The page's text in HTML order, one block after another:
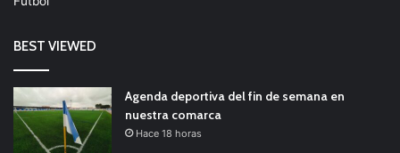
BEST VIEWED
Agenda deportiva del fin de semana en
nuestra comarca
Hace 18 horas